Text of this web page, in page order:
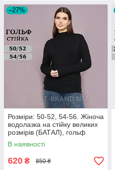
–27%
Розміри: 50-52, 54-56. Жіноча
водолазка на стійку великих
розмірів (БАТАЛ), гольф
однотонний базовий - чорний
В наявності
620 ₴ 850 ₴